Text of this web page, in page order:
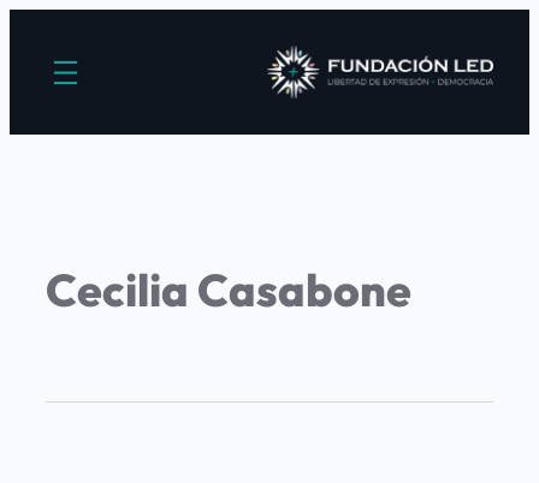
Cecilia Casabone